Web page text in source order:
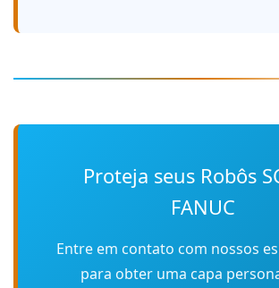
Proteja seus Robôs
FANUC
Entre em contato com nossos
para obter uma capa